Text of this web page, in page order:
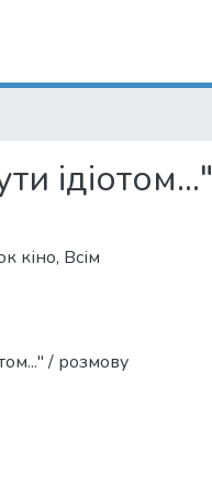
ідіотом..."
кіно, Всім
/ розмову